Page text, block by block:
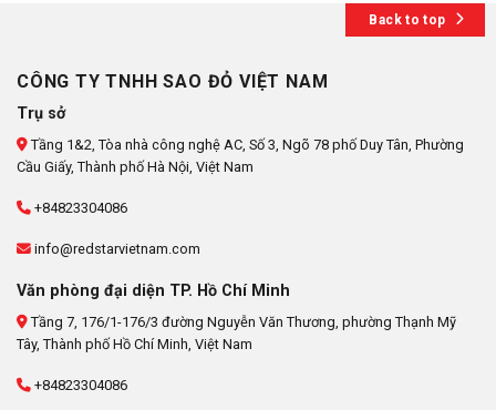
Back to top
CÔNG TY TNHH SAO ĐỎ VIỆT NAM
Trụ sở
Tầng 1&2, Tòa nhà công nghệ AC, Số 3, Ngõ 78 phố Duy Tân, Phường
Cầu Giấy, Thành phố Hà Nội, Việt Nam
+84823304086
info@redstarvietnam.com
Văn phòng đại diện TP. Hồ Chí Minh
Tầng 7, 176/1-176/3 đường Nguyễn Văn Thương, phường Thạnh Mỹ
Tây, Thành phố Hồ Chí Minh, Việt Nam
+84823304086